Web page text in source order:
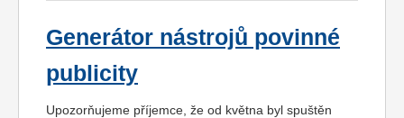
Generátor nástrojů povinné
publicity
Upozorňujeme příjemce, že od května byl spuštěn